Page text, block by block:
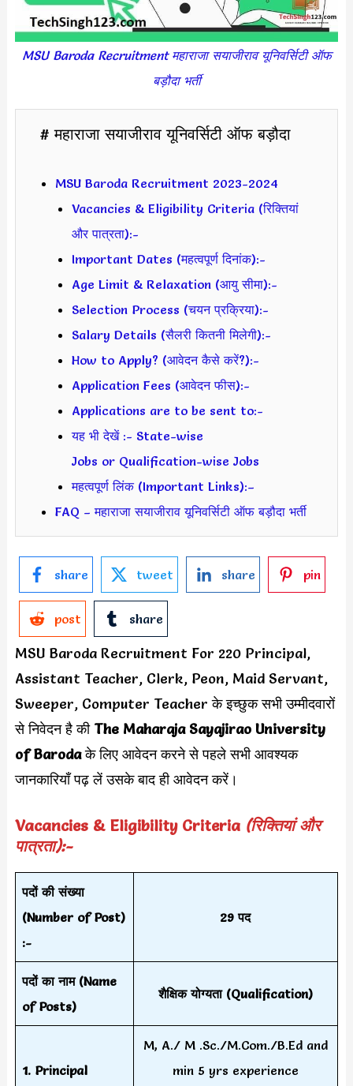
MSU Baroda Recruitment महाराजा सयाजीराव यूनिवर्सिटी ऑफ
बड़ौदा भर्ती
# महाराजा सयाजीराव यूनिवर्सिटी ऑफ बड़ौदा
MSU Baroda Recruitment 2023-2024
Vacancies & Eligibility Criteria (रिक्तियां
और पात्रता):-
Important Dates (महत्वपूर्ण दिनांक):-
Age Limit & Relaxation (आयु सीमा):-
Selection Process (चयन प्रक्रिया):-
Salary Details (सैलरी कितनी मिलेगी):-
How to Apply? (आवेदन कैसे करें?):-
Application Fees (आवेदन फीस):-
Applications are to be sent to:-
यह भी देखें :- State-wise
Jobs or Qualification-wise Jobs
महत्वपूर्ण लिंक (Important Links):–
FAQ – महाराजा सयाजीराव यूनिवर्सिटी ऑफ बड़ौदा भर्ती
share tweet share pin
post share
MSU Baroda Recruitment For 220 Principal,
Assistant Teacher, Clerk, Peon, Maid Servant,
Sweeper, Computer Teacher के इच्छुक सभी उम्मीदवारों
से निवेदन है की The Maharaja Sayajirao University
of Barodaके लिए आवेदन करने से पहले सभी आवश्यक
जानकारियाँ पढ़ लें उसके बाद ही आवेदन करें।
Vacancies & Eligibility Criteria (रिक्तियां और
पात्रता):-
पदों की संख्या
(Number of Post)
:-
29 पद
पदों का नाम (Name
of Posts)
शैक्षिक योग्यता (Qualification)
1. Principal
M, A./ M .Sc./M.Com./B.Ed and
min 5 yrs experience